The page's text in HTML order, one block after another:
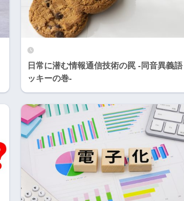
日常に潜む情報通信技術の罠 -同音異義語
ッキーの巻-